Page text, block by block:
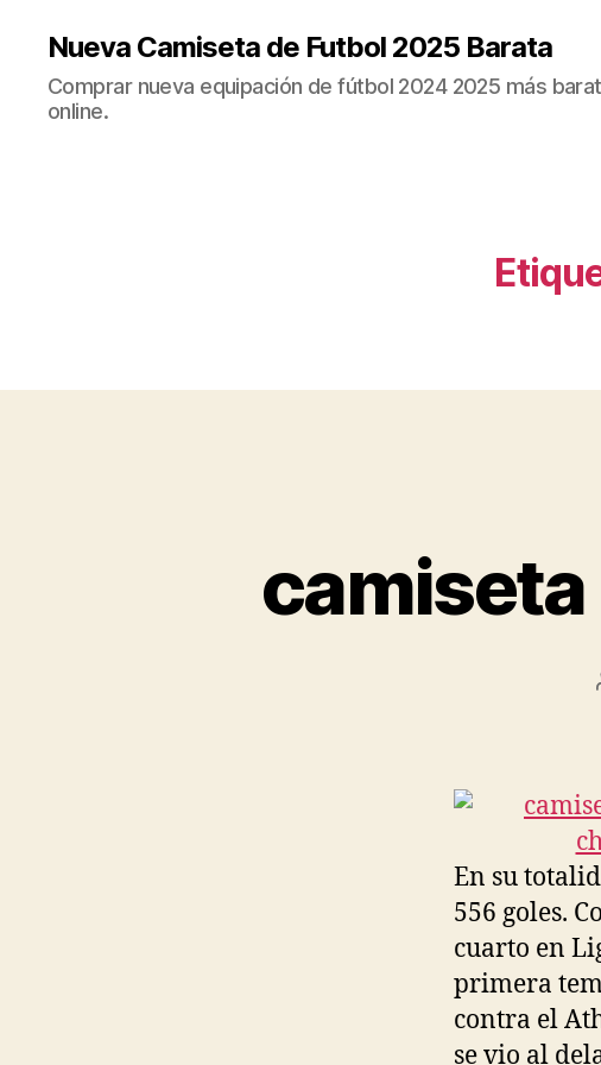
Nueva Camiseta de Futbol 2025 Barata
Comprar nueva equipación de fútbol 2024 2025 más
online.
En su
556 goles.
cuarto en
primera
contra el
se vio al